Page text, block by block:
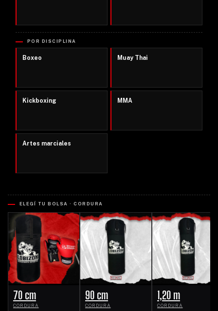
POR DISCIPLINA
Boxeo Muay Thai
Kickboxing MMA
Artes marciales
ELEGÍ TU BOLSA · CORDURA
70 cm
CORDURA
90 cm
CORDURA
1,20 m
CORDURA